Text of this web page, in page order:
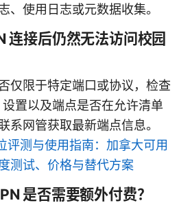
、使用日志或元数据收集。
连接后仍然无法访问校园
仅限于特定端口或协议，检查
置以及端点是否在允许清单
系网管获取最新端点信息。
评测与使用指南：加拿大可用
测试、价格与替代方案
是否需要额外付费？